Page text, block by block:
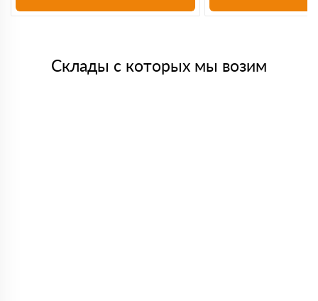
Склады с которых мы возим